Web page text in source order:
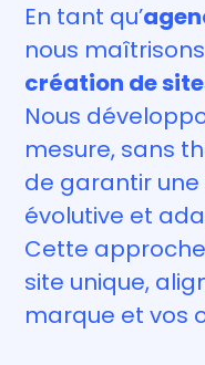
En tant qu’
nous
création de
Nous
mesure, sans
de garantir
évolutive et
Cette
site unique,
marque et vos